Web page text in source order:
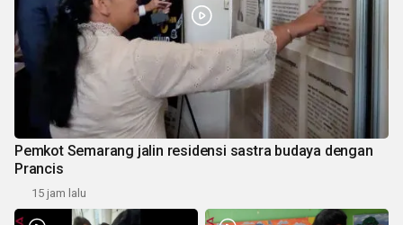
Pemkot Semarang jalin residensi sastra budaya dengan
Prancis
15 jam lalu